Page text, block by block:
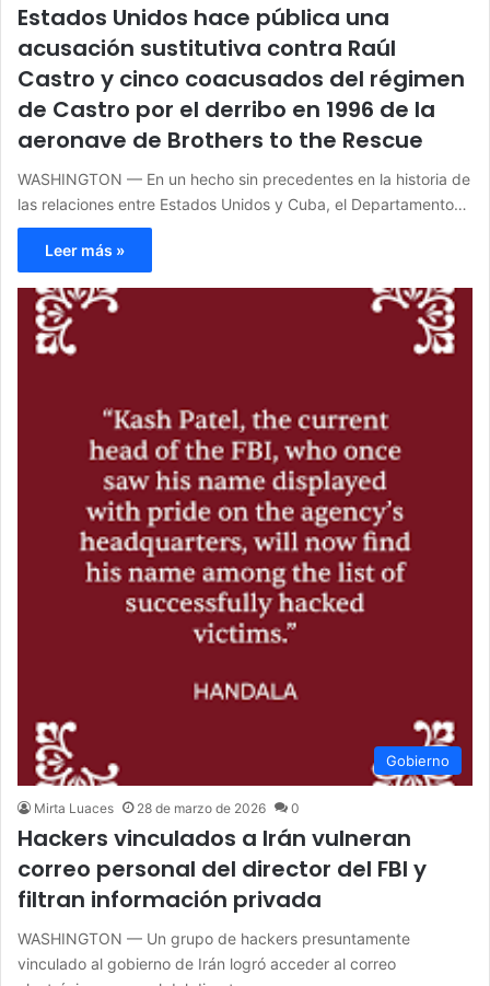
Estados Unidos hace pública una
acusación sustitutiva contra Raúl
Castro y cinco coacusados del régimen
de Castro por el derribo en 1996 de la
aeronave de Brothers to the Rescue
WASHINGTON — En un hecho sin precedentes en la historia de
las relaciones entre Estados Unidos y Cuba, el Departamento…
Leer más »
Gobierno
Mirta Luaces 28 de marzo de 2026 0
Hackers vinculados a Irán vulneran
correo personal del director del FBI y
filtran información privada
WASHINGTON — Un grupo de hackers presuntamente
vinculado al gobierno de Irán logró acceder al correo